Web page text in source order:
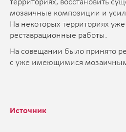
территориях, восстановить
мозаичные композиции и
На некоторых территориях
реставрационные работы.
На совещании было принято
с уже имеющимися
Источник